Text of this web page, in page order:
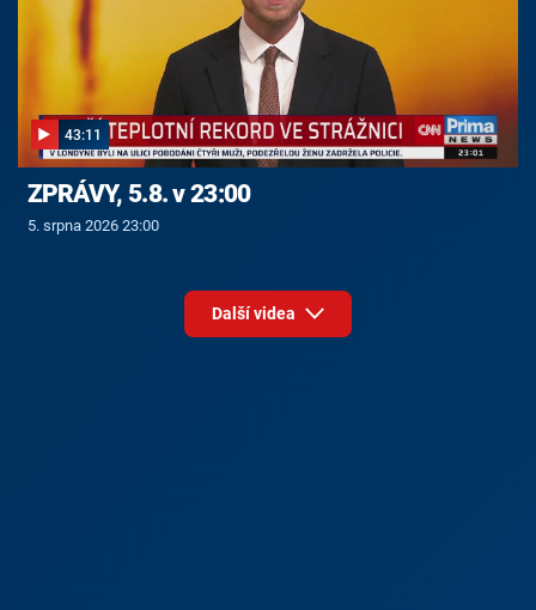
43:11
ZPRÁVY, 5.8. v 23:00
5. srpna 2026 23:00
Další videa